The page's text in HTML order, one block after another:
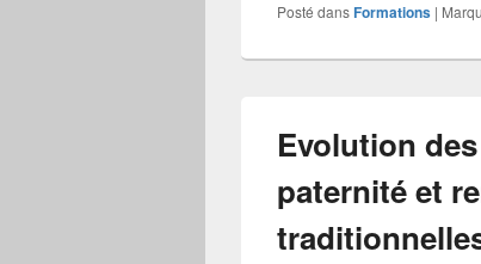
Posté dansFormations |
Evolution
paternité et